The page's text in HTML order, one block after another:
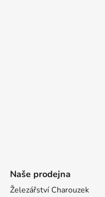
Naše prodejna
Železářství Charouzek